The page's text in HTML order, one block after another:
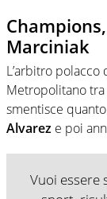
Marciniak
L’arbitro polacco
Metropolitano
smentisce
Alvarez e poi
Vuoi essere